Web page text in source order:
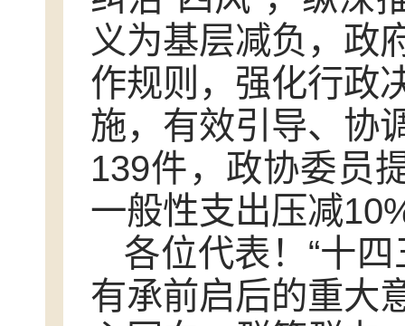
义为基层减负，政
作规则，强化行政
施，有效引导、协
139件，政协委员
一般性支出压减
各位代表！“十
有承前启后的重大